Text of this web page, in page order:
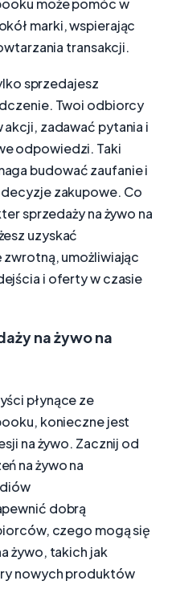
może pomóc w
marki, wspierając
transakcji.
sprzedajesz
Twoi odbiorcy
zadawać pytania i
odpowiedzi. Taki
budować zaufanie i
zakupowe. Co
sprzedaży na żywo na
uzyskać
umożliwiając
i oferty w czasie
na żywo na
płynące ze
konieczne jest
na żywo. Zacznij od
na żywo na
dobrą
czego mogą się
żywo, takich jak
nowych produktów